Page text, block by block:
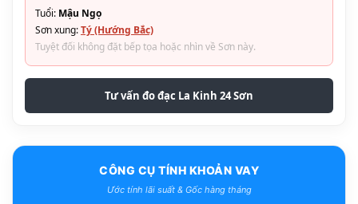
Tuổi: Mậu Ngọ
Sơn xung:Tý (Hướng Bắc)
Tuyệt đối không đặt bếp tọa hoặc nhìn về Sơn này.
Tư vấn đo đạc La Kinh 24 Sơn
CÔNG CỤ TÍNH KHOẢN VAY
Ước tính lãi suất & Gốc hàng tháng